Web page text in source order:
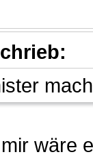
wäre